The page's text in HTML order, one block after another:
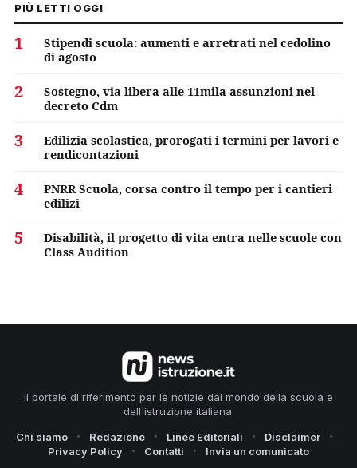
PIÙ LETTI OGGI
1
Stipendi scuola: aumenti e arretrati nel cedolino
di agosto
2
Sostegno, via libera alle 11mila assunzioni nel
decreto Cdm
3
Edilizia scolastica, prorogati i termini per lavori e
rendicontazioni
4
PNRR Scuola, corsa contro il tempo per i cantieri
edilizi
5
Disabilità, il progetto di vita entra nelle scuole con
Class Audition
Il portale di riferimento per le notizie dal mondo della scuola e
dell'istruzione italiana.
Chi siamo
Redazione Linee Editoriali
Disclaimer
Privacy Policy
Contatti Invia un comunicato